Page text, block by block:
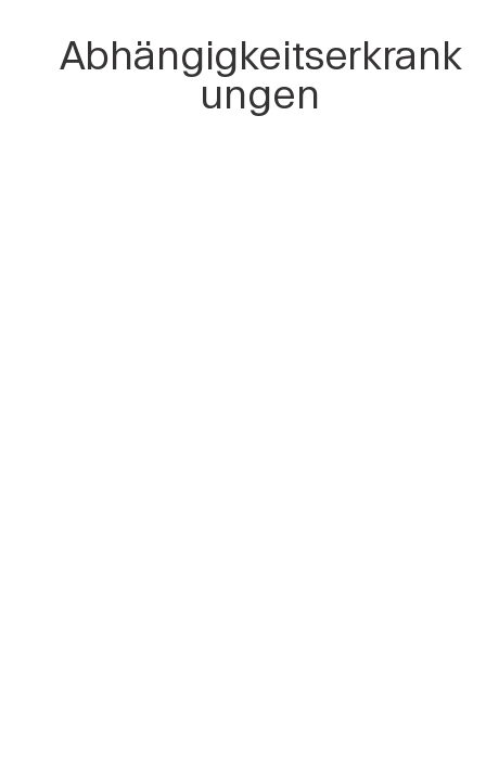
Abhängigkeitserkrank
ungen